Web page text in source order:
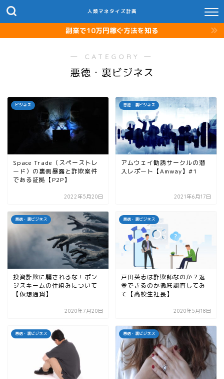
人類マネタイズ計画
副業で10万円稼ぐ方法を知る
― CATEGORY ―
悪徳・裏ビジネス
ビジネス
Space Trade（スペーストレ
ード）の裏側暴露と詐欺案件
である証拠【P2P】
2022年5月20日
悪徳・裏ビジネス
アムウェイ勧誘サークルの潜
入レポート【Amway】#1
2021年6月17日
悪徳・裏ビジネス
投資詐欺に騙されるな！ポン
ジスキームの仕組みについて
【仮想通貨】
2020年7月20日
悪徳・裏ビジネス
戸田英志は詐欺師なのか？返
金できるのか徹底調査してみ
て【高校生社長】
2020年5月18日
悪徳・裏ビジネス 悪徳・裏ビジネス